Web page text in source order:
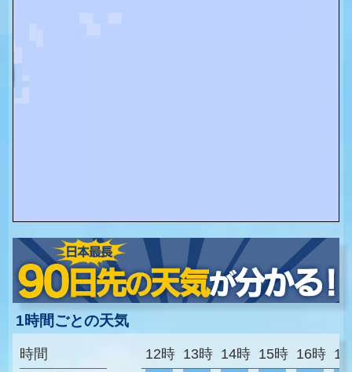
1時間ごとの天気
時間
12時 13時 14時 15時 16時